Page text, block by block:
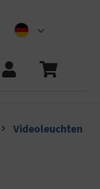
Videoleuchten